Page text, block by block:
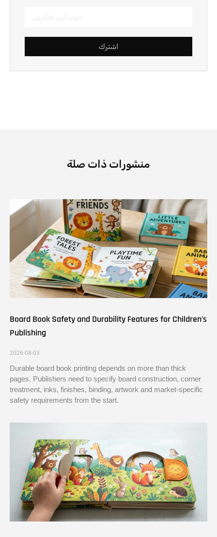
اشترك
منشورات ذات صلة
Board Book Safety and Durability Features for Children’s
Publishing
2026-08-03
Durable board book printing depends on more than thick
pages. Publishers need to specify board construction, corner
treatment, inks, finishes, binding, artwork and market-specific
safety requirements from the start.